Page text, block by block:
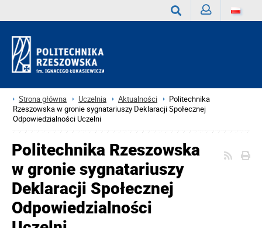
Strona główna Uczelnia Aktualności
Politechnika
Rzeszowska w gronie sygnatariuszy Deklaracji Społecznej
Odpowiedzialności Uczelni
Politechnika Rzeszowska
w gronie sygnatariuszy
Deklaracji Społecznej
Odpowiedzialności